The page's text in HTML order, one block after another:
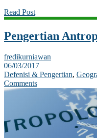
Read Post
Pengertian
fredikurniawan
06/03/2017
Defenisi & Pengertian,
Comments